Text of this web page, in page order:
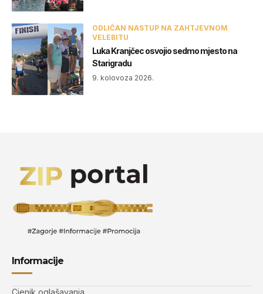
ODLIČAN NASTUP NA ZAHTJEVNOM
VELEBITU
Luka Kranjčec osvojio sedmo mjesto na
Starigradu
9. kolovoza 2026.
Informacije
Cjenik oglašavanja